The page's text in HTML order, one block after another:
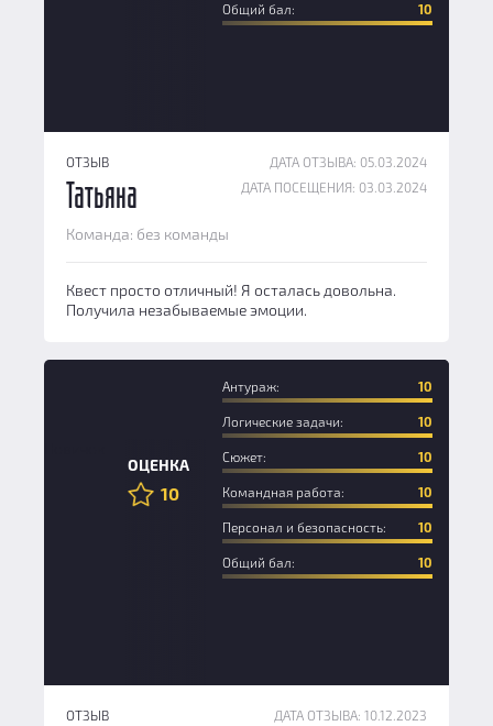
Общий бал: 10
ОТЗЫВ
ДАТА ОТЗЫВА: 05.03.2024
ДАТА ПОСЕЩЕНИЯ: 03.03.2024
Татьяна
Команда: без команды
Квест просто отличный! Я осталась довольна.
Получила незабываемые эмоции.
ОЦЕНКА
10
Антураж: 10
Логические задачи: 10
Сюжет: 10
Командная работа: 10
Персонал и безопасность: 10
Общий бал: 10
ОТЗЫВ
ДАТА ОТЗЫВА: 10.12.2023